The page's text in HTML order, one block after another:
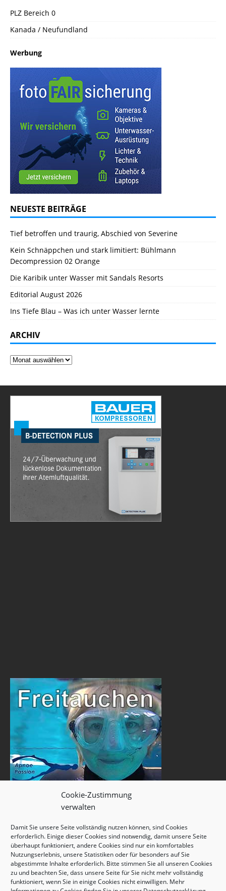
Cookie-Zustimmung
verwalten
Damit Sie unsere Seite vollständig nutzen können, sind Cookies
erforderlich. Einige dieser Cookies sind notwendig, damit unsere Seite
überhaupt funktioniert, andere Cookies sind nur ein komfortables
Nutzungserlebnis, unsere Statistiken oder für besonders auf Sie
abgestimmte Inhalte erforderlich. Bitte stimmen Sie all unseren Cookies
zu und beachten Sie, dass unsere Seite für Sie nicht mehr vollständig
funktioniert, wenn Sie in einige Cookies nicht einwilligen. Mehr
PLZ Bereich 0
Kanada / Neufundland
Werbung
NEUESTE BEITRÄGE
Tief betroffen und traurig, Abschied von Severine
Kein Schnäppchen und stark limitiert: Bühlmann
Decompression 02 Orange
Die Karibik unter Wasser mit Sandals Resorts
Editorial August 2026
Ins Tiefe Blau – Was ich unter Wasser lernte
ARCHIV